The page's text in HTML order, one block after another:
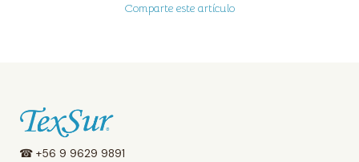
Comparte este artículo
☎ +56 9 9629 9891